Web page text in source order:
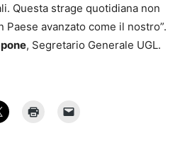
Questa strage quotidiana non
avanzato come il nostro”.
, Segretario Generale UGL.